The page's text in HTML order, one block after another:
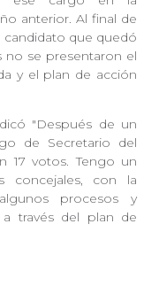
anterior. Al final de
candidato que quedó
no se presentaron el
y el plan de acción
"Después de un
de Secretario del
17 votos. Tengo un
con la
procesos y
través del plan de